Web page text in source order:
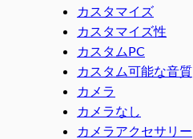
カスタマイズ
カスタマイズ性
カスタムPC
カスタム可能な音質
カメラ
カメラなし
カメラアクセサリー